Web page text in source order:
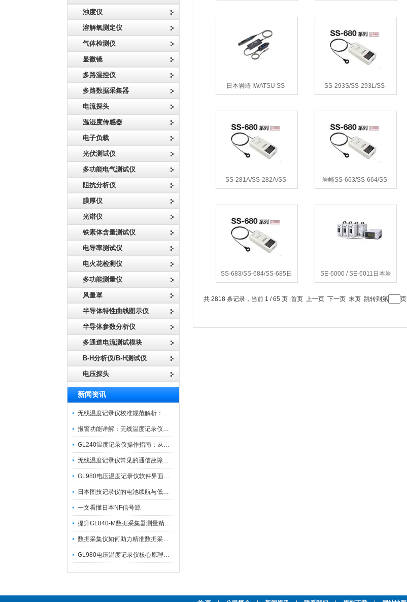
浊度仪
溶解氧测定仪
气体检测仪
显微镜
多路温控仪
多路数据采集器
电流探头
温湿度传感器
电子负载
光伏测试仪
多功能电气测试仪
阻抗分析仪
膜厚仪
光谱仪
铁素体含量测试仪
电导率测试仪
电火花检测仪
多功能测量仪
风量罩
半导体特性曲线图示仪
半导体参数分析仪
多通道电流测试模块
B-H分析仪/B-H测试仪
电压探头
新闻资讯
无线温度记录仪校准规范解析：从多点比对到不确定度评定的实操流程
报警功能详解：无线温度记录仪的阈值设定与通知机制
GL240温度记录仪操作指南：从开箱、接线到数据导出的标准化流程
无线温度记录仪常见的通信故障诊断与排除指南
GL980电压温度记录仪软件界面功能与使用技巧
日本图技记录仪的电池续航与低功耗模式适用场景分析
一文看懂日本NF信号源
提升GL840-M数据采集器测量精度的操作秘籍
数据采集仪如何助力精准数据采集与分析？​
GL980电压温度记录仪核心原理及行业应用
仪
560/SS-570交直流探头
日本岩崎 IWATSU SS-
530/SS-531 交直流探头
SS-293S/SS-293L/SS-
294S岩崎IWATSU SS-290
SS-281A/SS-282A/SS-
283A日本岩崎系列SS-280A
岩崎SS-663/SS-664/SS-
665罗氏线圈电流探头
SS-683/SS-684/SS-685日
本岩崎 IWATSU SS-680系
SE-6000 / SE-6011日本岩
崎IWATSU SE-6000 高压隔
共 2818 条记录，当前 1 / 65 页 首页 上一页 下一页 末页 跳转到第 页